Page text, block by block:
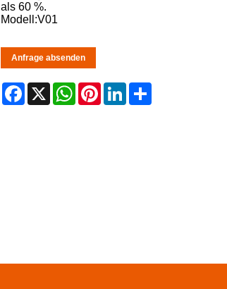
als 60 %.
Modell:V01
Anfrage absenden
Facebook
X WhatsApp
PinterestLinkedIn